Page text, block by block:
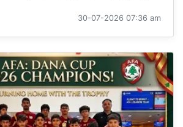
30-07-2026 07:36 am